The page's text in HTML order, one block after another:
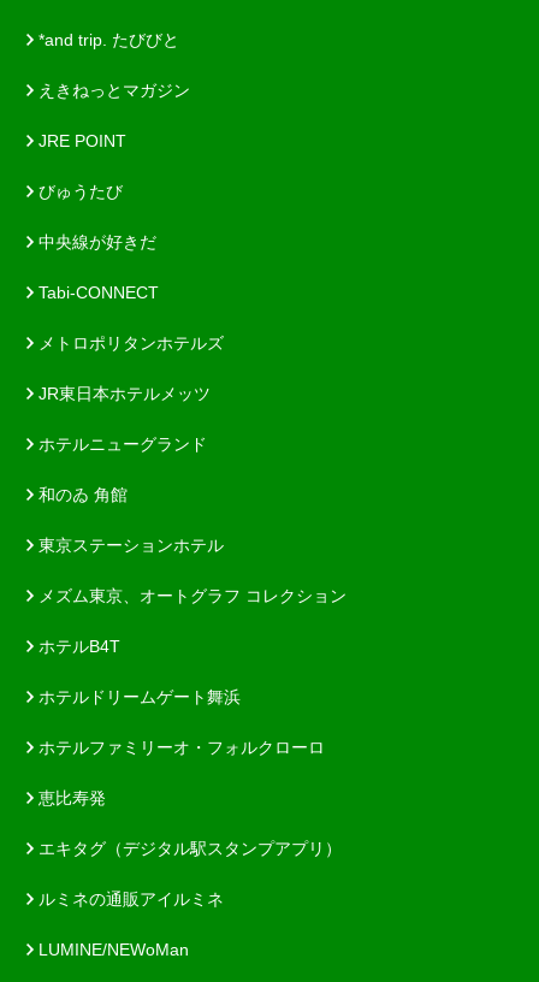
*and trip. たびびと
えきねっとマガジン
JRE POINT
びゅうたび
中央線が好きだ
Tabi-CONNECT
メトロポリタンホテルズ
JR東日本ホテルメッツ
ホテルニューグランド
和のゐ 角館
東京ステーションホテル
メズム東京、オートグラフ コレクション
ホテルB4T
ホテルドリームゲート舞浜
ホテルファミリーオ・フォルクローロ
恵比寿発
エキタグ（デジタル駅スタンプアプリ）
ルミネの通販アイルミネ
LUMINE/NEWoMan